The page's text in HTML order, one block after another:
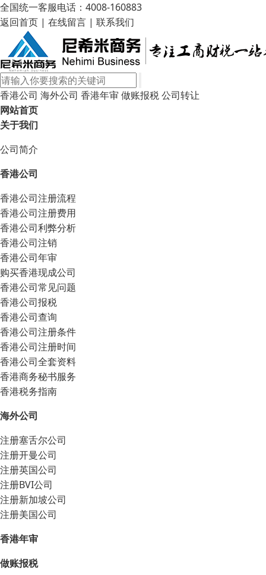
全国统一客服电话：4008-160883
返回首页 | 在线留言 | 联系我们
香港公司 海外公司 香港年审 做账报税公司转让
网站首页
关于我们
公司简介
香港公司
香港公司注册流程
香港公司注册费用
香港公司利弊分析
香港公司注销
香港公司年审
购买香港现成公司
香港公司常见问题
香港公司报税
香港公司查询
香港公司注册条件
香港公司注册时间
香港公司全套资料
香港商务秘书服务
香港税务指南
海外公司
注册塞舌尔公司
注册开曼公司
注册英国公司
注册BVI公司
注册新加坡公司
注册美国公司
香港年审
做账报税